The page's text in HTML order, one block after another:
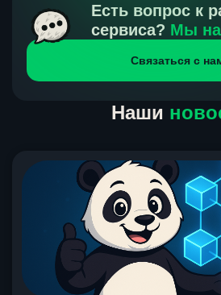
получения нами средств от тебя, а
направлений курс, указанный на
окончательным. Если
чат на сайте, мы поможем
Есть вопрос к
сервиса? Мы на
Связаться с
Наши